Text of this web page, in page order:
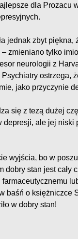
dla Prozacu
jednak zbyt
zmieniano tylko
neurologii z
ostrzega,
jako przyczynie
się z tezą dużej
depresji, ale jej
wyjścia, bo w
dobry stan jest
baśń o księżniczce
w dobry stan!